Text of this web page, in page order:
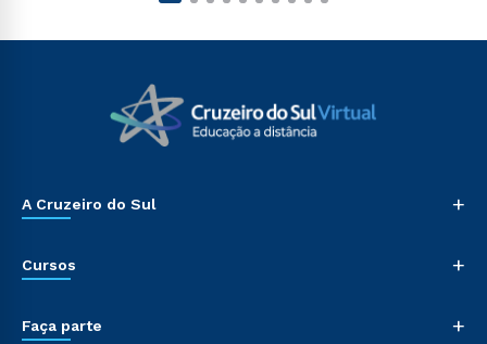
A Cruzeiro do Sul +
Cursos +
Faça parte +